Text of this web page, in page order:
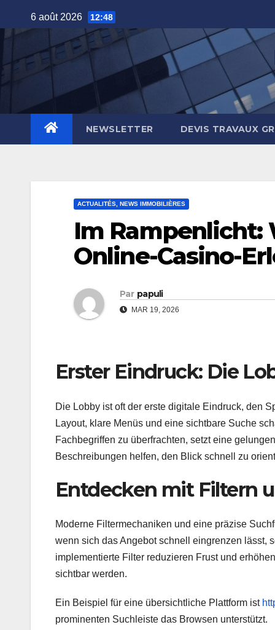
to
6 août 2026 12:48
NEWSLETTER DEVIS TRAVAUX
ACTUALITÉS, NEWS IMMOBILIÈRES
Im Rampenlicht:
Online-Casino-
Par papuli
MAR 19, 2026
Erster Eindruck: Die
Die Lobby ist oft der erste digitale Eindruck, den
Layout, klare Menüs und eine sichtbare Suche
Fachbegriffen zu überfrachten, setzt eine
Beschreibungen helfen, den Blick schnell zu
Entdecken mit Filtern
Moderne Filtermechaniken und eine präzise
wenn sich das Angebot schnell eingrenzen lässt,
implementierte Filter reduzieren Frust und
sichtbar werden.
Ein Beispiel für eine übersichtliche Plattform ist
prominenten Suchleiste das Browsen unterstützt.